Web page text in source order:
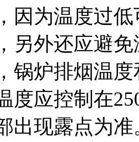
因为温度过
另外还应避
锅炉排烟温
度应控制在
出现露点为